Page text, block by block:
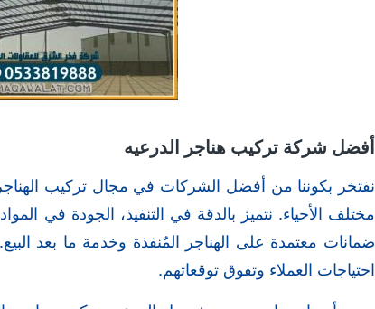
أفضل شركة تركيب هناجر الدرعيه
نفتخر بكوننا من أفضل الشركات في مجال تركيب
مختلف الأحياء. نتميز بالدقة في التنفيذ، الجودة في
ضمانات معتمدة على الهناجر المُنفذة وخدمة ما بعد
احتياجات العملاء وتفوق توقعاتهم.